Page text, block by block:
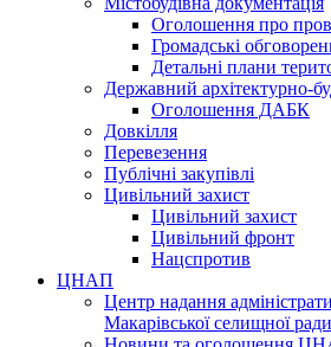
Оголошення про
Громадські
Детальні плани
Державний архітектурно-
Оголошення ДАБК
Довкілля
Перевезення
Публічні закупівлі
Цивільний захист
Цивільний захист
Цивільний фронт
Нацспротив
ЦНАП
Центр надання
Макарівської селищної ради